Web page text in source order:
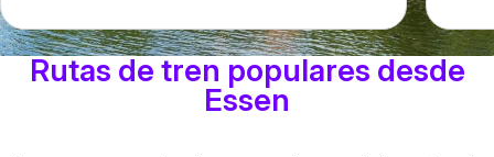
Rutas de tren populares desde
Essen